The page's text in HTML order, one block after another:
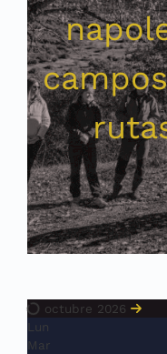
octubre 2026
Lun
Mar